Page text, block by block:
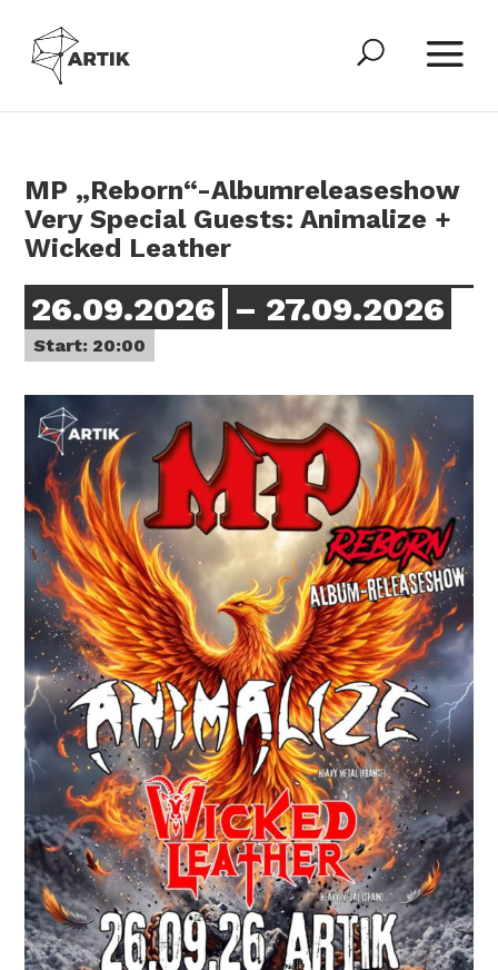
MP „Reborn“-Albumreleaseshow
Very Special Guests: Animalize +
Wicked Leather
26.09.2026 – 27.09.2026
Start: 20:00